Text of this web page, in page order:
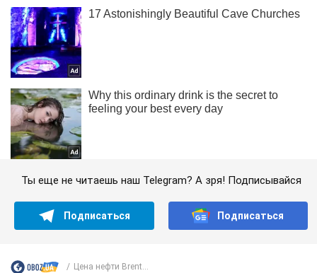
Ты еще не читаешь наш Telegram? А зря! Подписывайся
Подписаться Подписаться
Цена нефти Brent...